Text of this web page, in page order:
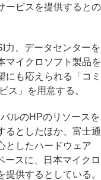
ービスを提供するとの
、データセンターを
マイクロソフト製品を
にも応えられる「コミ
ス」を用意する。
ルのHPのリソースを
るとしたほか、富士通
としたハードウェア
ースに、日本マイクロ
供するとしている。